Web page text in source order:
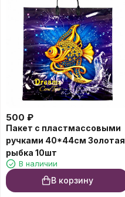
500 ₽
Пакет с пластмассовыми
ручками 40*44см Золотая
рыбка 10шт
В наличии
В корзину